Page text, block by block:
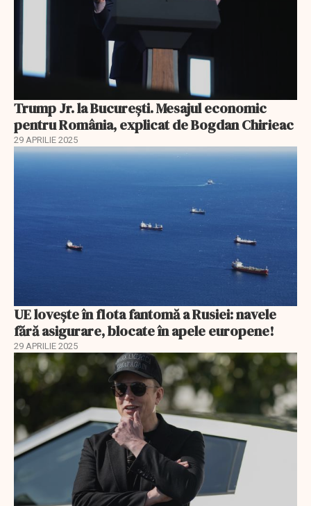
Trump Jr. la București. Mesajul economic
pentru România, explicat de Bogdan Chirieac
29 APRILIE 2025
UE lovește în flota fantomă a Rusiei: navele
fără asigurare, blocate în apele europene!
29 APRILIE 2025